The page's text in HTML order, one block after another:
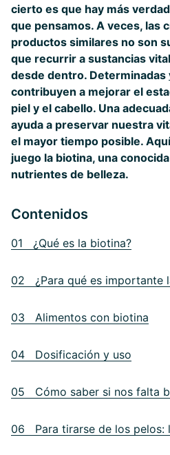
cierto es que hay más
que pensamos. A veces, las
productos similares no son
que recurrir a sustancias
desde dentro. Determinadas
contribuyen a mejorar el
piel y el cabello. Una
ayuda a preservar nuestra
el mayor tiempo posible.
juego la biotina, una
nutrientes de belleza.
Contenidos
01 ¿Qué es la biotina?
02 ¿Para qué es importante
03 Alimentos con biotina
04 Dosificación y uso
05 Cómo saber si nos falta